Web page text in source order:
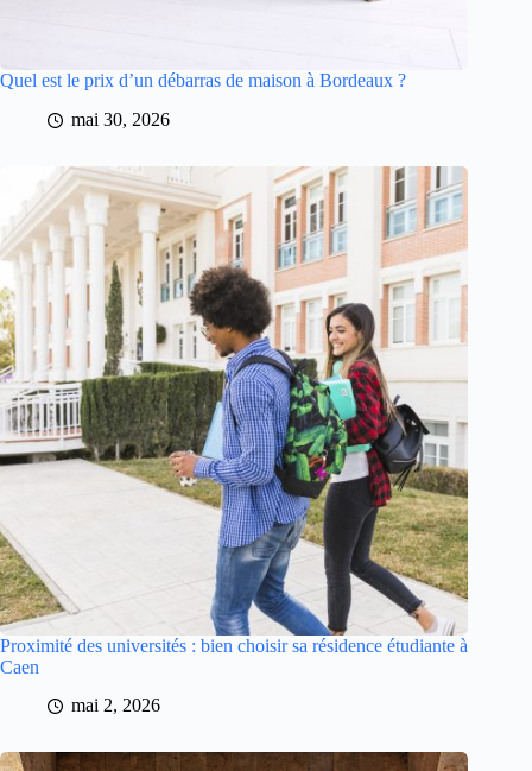
Quel est le prix d’un débarras de maison à Bordeaux ?
mai 30, 2026
Proximité des universités : bien choisir sa résidence étudiante à
Caen
mai 2, 2026